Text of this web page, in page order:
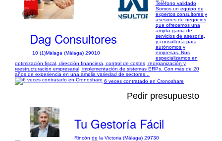
1/4
Dag Consultores
10 (1)Málaga (Málaga) 29010
Teléfono validado
Somos un equipo de
expertos consultores y
asesores de negocios
que ofrecemos una
amplia gama de
servicios de asesoría,
y consultoría para
autónomos y
empresas. Nos
especializamos en
optimización fiscal, dirección financiera, control de costes, reorganización y
reestructuración empresarial, implementación de sistemas ERPs. Con más de 20
años de experiencia en una amplia variedad de sectores...
6 veces contratado en Cronoshare
Pedir presupuesto
Tu Gestoría Fácil
Rincón de la Victoria (Málaga) 29730